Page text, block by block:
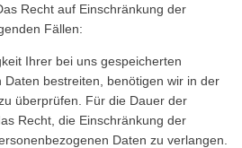
Recht auf Einschränkung der
Fällen:
Ihrer bei uns gespeicherten
Daten bestreiten, benötigen wir in der
überprüfen. Für die Dauer der
Recht, die Einschränkung der
Daten zu verlangen.